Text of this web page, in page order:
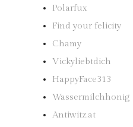
Polarfux
Find your felicity
Chamy
Vickyliebtdich
HappyFace313
Wassermilchhonig
Antiwitz.at